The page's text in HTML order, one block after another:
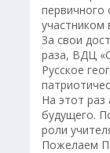
участником
За свои
раза, ВДЦ
Русское
На этот
будущего.
роли
Пожелаем